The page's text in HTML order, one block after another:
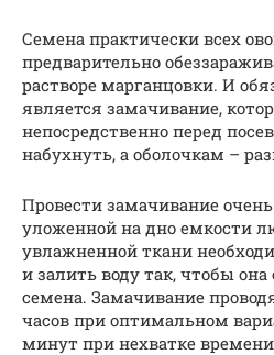
Семена практически всех
предварительно
растворе марганцовки. И
является замачивание,
непосредственно перед
набухнуть, а оболочкам –
Провести замачивание
уложенной на дно емкости
увлажненной ткани
и залить воду так, чтобы
семена. Замачивание
часов при оптимальном
минут при нехватке